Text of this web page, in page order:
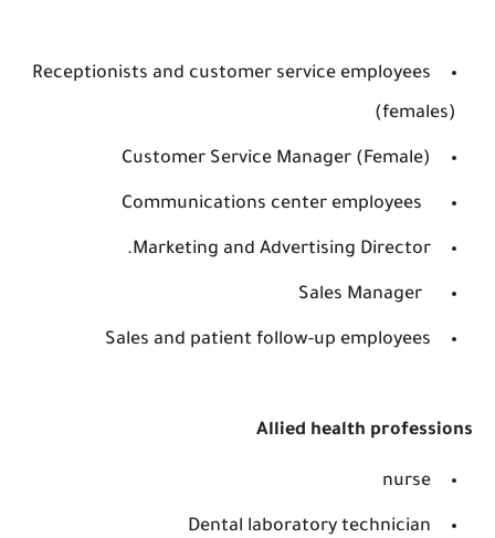
Receptionists and customer service employees
(females)
Customer Service Manager (Female)
Marketing and Advertising Director.
Sales and patient follow-up employees
Allied health professions
nurse
Dental laboratory technician